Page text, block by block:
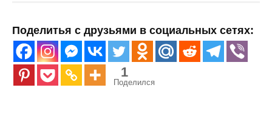
Поделитья с друзьями в социальных сетях:
1
Поделился